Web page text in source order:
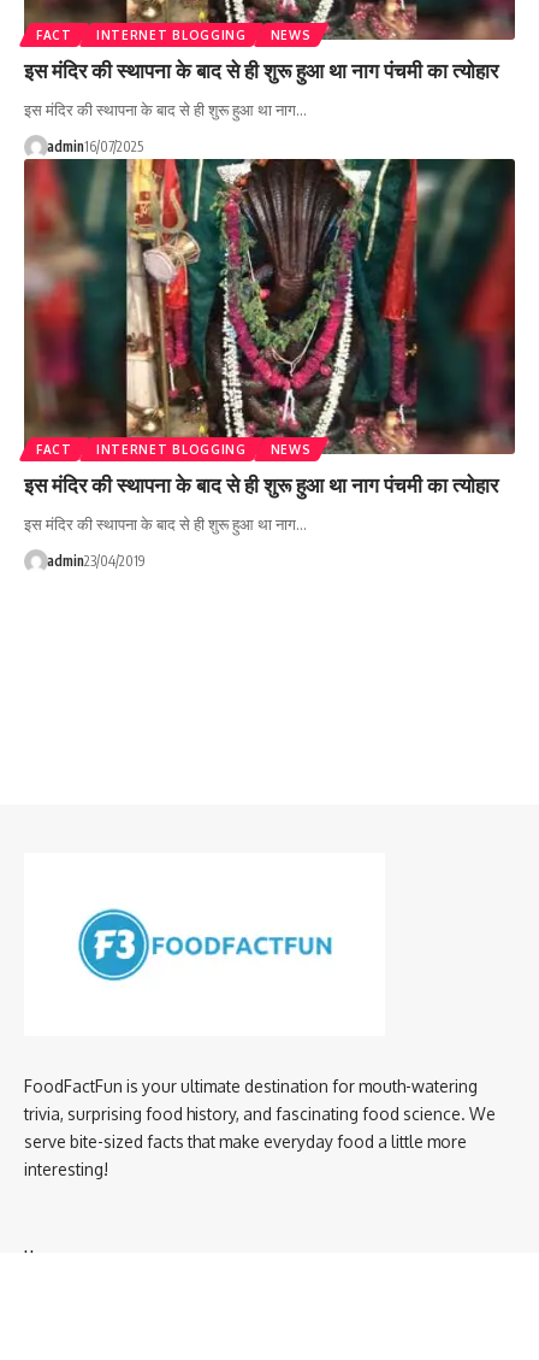
FACT INTERNET BLOGGING NEWS
इस मंदिर की स्थापना के बाद से ही शुरू हुआ था नाग पंचमी का त्योहार
इस मंदिर की स्थापना के बाद से ही शुरू हुआ था नाग…
admin16/07/2025
FACT INTERNET BLOGGING NEWS
इस मंदिर की स्थापना के बाद से ही शुरू हुआ था नाग पंचमी का त्योहार
इस मंदिर की स्थापना के बाद से ही शुरू हुआ था नाग…
admin23/04/2019
FoodFactFun is your ultimate destination for mouth-watering
trivia, surprising food history, and fascinating food science. We
serve bite-sized facts that make everyday food a little more
interesting!
Home